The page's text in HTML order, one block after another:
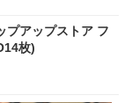
プアップストア フ
枚)